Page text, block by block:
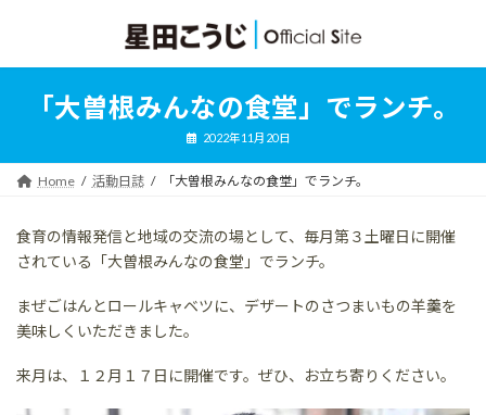
ン
ッ
ー
移
「大曽根みんなの食堂」でランチ。
2022年11月20日
Home 活動日誌 「大曽根みんなの食堂」でランチ。
食育の情報発信と地域の交流の場として、毎月第３土曜日に開催
されている「大曽根みんなの食堂」でランチ。
まぜごはんとロールキャベツに、デザートのさつまいもの羊羹を
美味しくいただきました。
来月は、１２月１７日に開催です。ぜひ、お立ち寄りください。